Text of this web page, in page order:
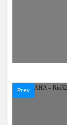
Prev